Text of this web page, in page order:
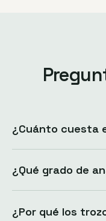
¿Cuánto cuesta
¿Qué grado de
¿Por qué los